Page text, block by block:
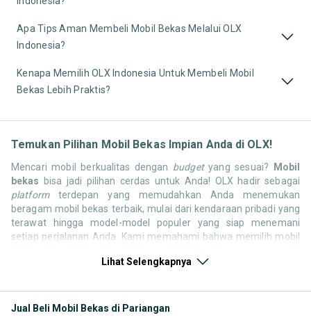
Apa Tips Aman Membeli Mobil Bekas Melalui OLX
Indonesia?
Kenapa Memilih OLX Indonesia Untuk Membeli Mobil
Bekas Lebih Praktis?
Temukan Pilihan Mobil Bekas Impian Anda di OLX!
Mencari mobil berkualitas dengan budgetyang sesuai? Mobil
bekas bisa jadi pilihan cerdas untuk Anda! OLX hadir sebagai
platformterdepan yang memudahkan Anda menemukan
beragam mobil bekas terbaik, mulai dari kendaraan pribadi yang
terawat hingga model-model populer yang siap menemani
setiap perjalanan Anda. Kami memahami bahwa memilih mobil
ribuan daftar dari penjual terpercaya di seluruh Indonesia.
dengan gaya hidup, kebutuhan, danbudgetAnda!
Memilih mobil bekas yang tepat tentu bukan perkara mudah.
Lihat Selengkapnya
Jual Beli Mobil Bekas di Pariangan